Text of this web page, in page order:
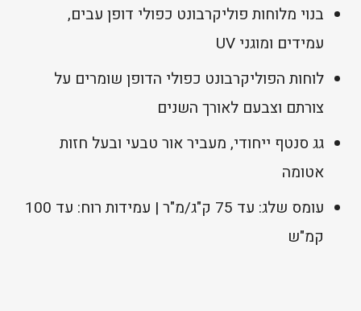
בנוי מלוחות פוליקרבונט כפולי דופן עבים,
עמידים ומוגני UV
לוחות הפוליקרבונט כפולי הדופן שומרים על
צורתם וצבעם לאורך השנים
גג סנטף ייחודי, מעביר אור טבעי ובעל חזות
אטומה
עומס שלג: עד 75 ק"ג/מ"ר | עמידות רוח: עד 100
קמ"ש